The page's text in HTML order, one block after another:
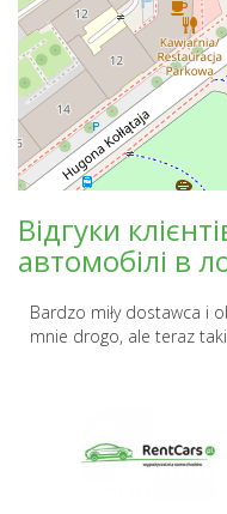
Відгуки
автомобілі в
Bardzo miły dostawca i
mnie drogo, ale teraz